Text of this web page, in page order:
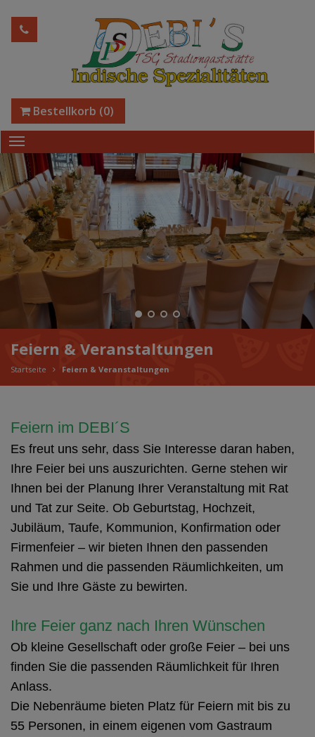
Bestellkorb (0)
Feiern & Veranstaltungen
Startseite Feiern & Veranstaltungen
Feiern im DEBI´S
Es freut uns sehr, dass Sie Interesse daran haben,
Ihre Feier bei uns auszurichten. Gerne stehen wir
Ihnen bei der Planung Ihrer Veranstaltung mit Rat
und Tat zur Seite. Ob Geburtstag, Hochzeit,
Jubiläum, Taufe, Kommunion, Konfirmation oder
Firmenfeier – wir bieten Ihnen den passenden
Rahmen und die passenden Räumlichkeiten, um
Sie und Ihre Gäste zu bewirten.
Ihre Feier ganz nach Ihren Wünschen
Ob kleine Gesellschaft oder große Feier – bei uns
finden Sie die passenden Räumlichkeit für Ihren
Anlass.
Die Nebenräume bieten Platz für Feiern mit bis zu
55 Personen, in einem eigenen vom Gastraum